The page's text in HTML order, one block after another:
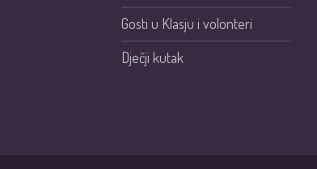
Gosti u Klasju i volonteri
Dječji kutak